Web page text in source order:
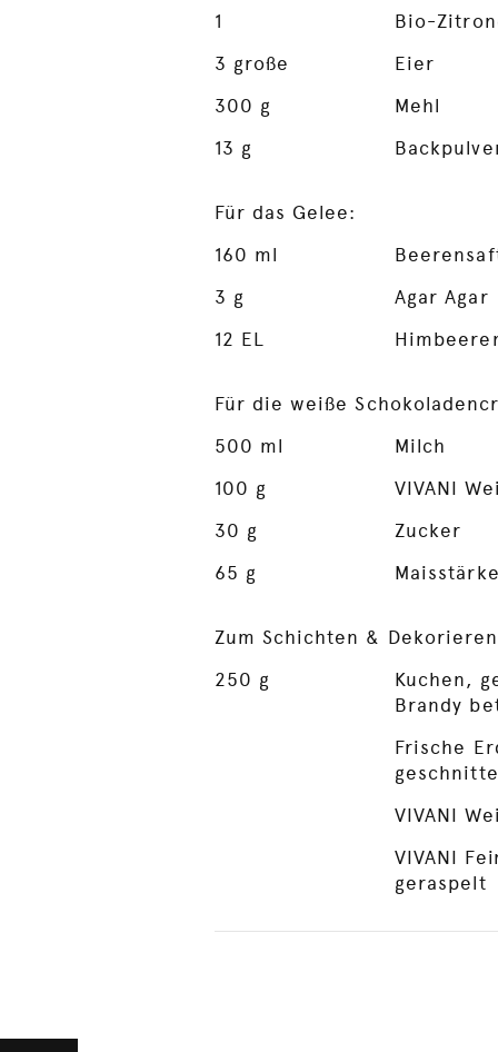
1
Bio-
3 große
Eier
300 g
Mehl
13 g
Für das Gelee:
160 ml
3 g
Agar Agar
12 EL
Für die weiße
500 ml
Milch
100 g
VIVANI
30 g
Zucker
65 g Maisstärke
Zum Schichten &
250 g
Kuchen,
Brandy
Frische
VIVANI
VIVANI
geraspelt